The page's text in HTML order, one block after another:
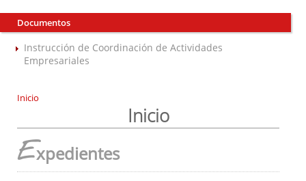
Documentos
Instrucción de Coordinación de Actividades
Empresariales
Inicio
Inicio
Expedientes